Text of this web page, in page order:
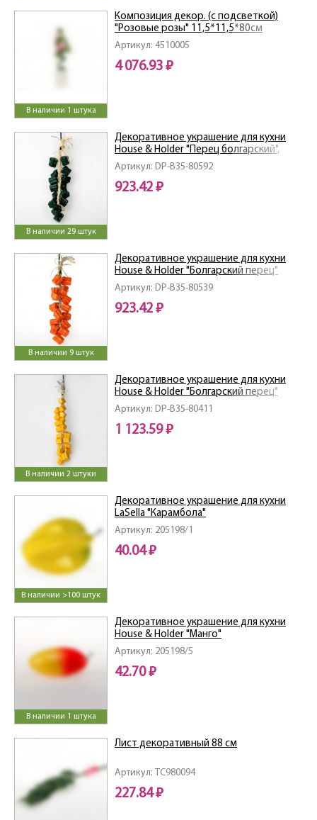
В наличии 1 штука
Артикул: 4510005
Композиция декор. (с подсветкой)
"Розовые розы" 11,5*11,5*80см
4 076.93 ₽
В наличии 29 штук
Артикул: DP-B35-80592
Декоративное украшение для кухни
House & Holder "Перец болгарский",
цвет: зеленый, 55 х 11,5 х 4,5 см
923.42 ₽
В наличии 9 штук
Артикул: DP-B35-80539
Декоративное украшение для кухни
House & Holder "Болгарский перец"
923.42 ₽
В наличии 2 штуки
Артикул: DP-B35-80411
Декоративное украшение для кухни
House & Holder "Болгарский перец"
1 123.59 ₽
В наличии >100 штук
Артикул: 205198/1
Декоративное украшение для кухни
LaSella "Карамбола"
40.04 ₽
В наличии 1 штука
Артикул: 205198/5
Декоративное украшение для кухни
House & Holder "Манго"
42.70 ₽
Артикул: TC980094
Лист декоративный 88 см
227.84 ₽